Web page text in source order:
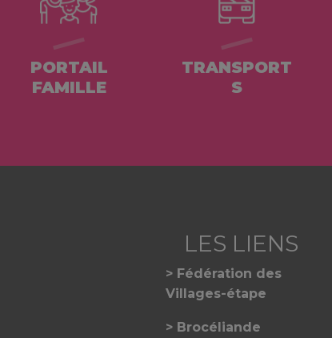
PORTAIL
FAMILLE
TRANSPORT
S
Fédération des
Villages-étape
Brocéliande